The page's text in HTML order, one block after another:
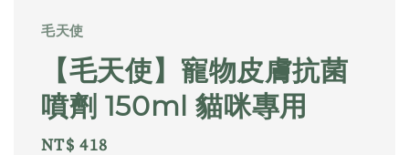
毛天使
【毛天使】寵物皮膚抗菌
噴劑 150ml 貓咪專用
Regular
NT$ 418